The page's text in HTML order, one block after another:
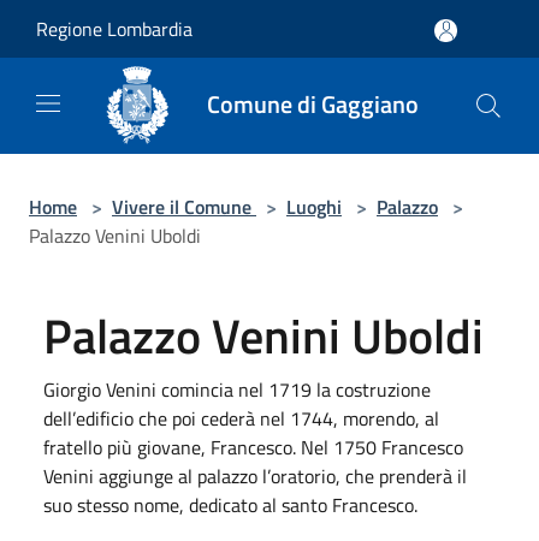
Regione Lombardia
Comune di Gaggiano
Home > Vivere il Comune > Luoghi > Palazzo >
Palazzo Venini Uboldi
Palazzo Venini Uboldi
Giorgio Venini comincia nel 1719 la costruzione
dell’edificio che poi cederà nel 1744, morendo, al
fratello più giovane, Francesco. Nel 1750 Francesco
Venini aggiunge al palazzo l’oratorio, che prenderà il
suo stesso nome, dedicato al santo Francesco.